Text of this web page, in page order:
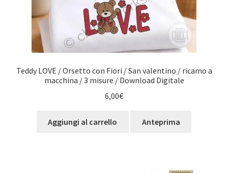
Teddy LOVE / Orsetto con Fiori / San valentino / ricamo a
macchina / 3 misure / Download Digitale
6,00€
Aggiungi al carrello Anteprima